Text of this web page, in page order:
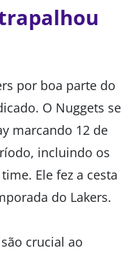
por boa parte do
O Nuggets se
marcando 12 de
incluindo os
Ele fez a cesta
do Lakers.
crucial ao